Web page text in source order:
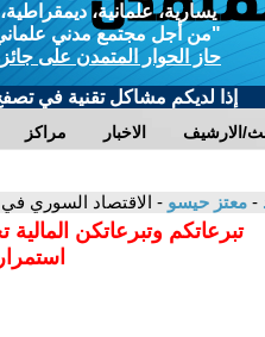
يسارية، علمانية،
"من أجل مجتمع مدني علماني
حاز الحوار المتمدن على
إذا لديكم مشاكل تقنية في
مراكز الاخبار الارشيف
- معتز حيسو - الاقتصاد السوري
تبرعاتكم وتبرعاتكن